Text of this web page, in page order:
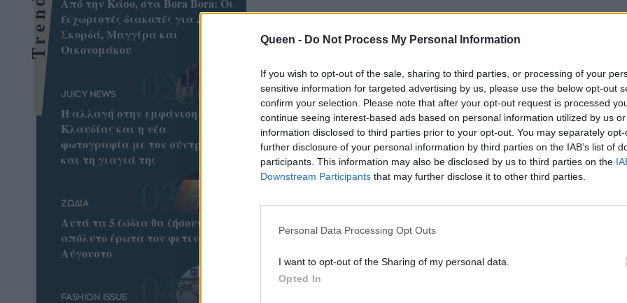
Queen - Do Not Process My Personal Information
If you wish to opt-out of the sale, sharing to third parties, or processing of your
sensitive information for targeted advertising by us, please use the below opt-out
confirm your selection. Please note that after your opt-out request is processed
continue seeing interest-based ads based on personal information utilized by us
information disclosed to third parties prior to your opt-out. You may separately
further disclosure of your personal information by third parties on the IAB’s list of
participants. This information may also be disclosed by us to third parties on the
Downstream Participants that may further disclose it to other third parties.
Personal Data Processing Opt Outs
I want to opt-out of the Sharing of my personal data.
Opted In
Από την Κάσο, στα Bora Bora: Οι
ξεχωριστές διακοπές για Δούκα,
Σκορδά, Μαγγίρα και
Οικονομάκου
JUICY NEWS
Η αλλαγή στην εμφάνιση της
Κλαυδίας και η νέα
φωτογραφία με τον σύντροφο
και τη γιαγιά της
ΖΩΔΙΑ
Αυτά τα 5 ζώδια θα ζήσουν τον
απόλυτο έρωτα τον φετινό
Αύγουστο
FASHION ISSUE